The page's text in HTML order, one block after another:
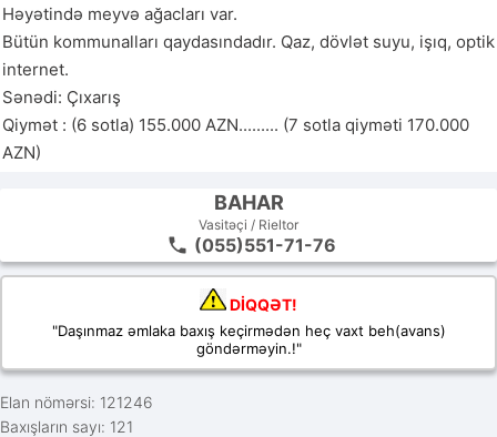
Həyətində meyvə ağacları var.
Bütün kommunalları qaydasındadır. Qaz, dövlət suyu, işıq, optik
internet.
Sənədi: Çıxarış
Qiymət : (6 sotla) 155.000 AZN......... (7 sotla qiyməti 170.000
AZN)
BAHAR
Vasitəçi / Rieltor
(055)551-71-76
DİQQƏT!
"Daşınmaz əmlaka baxış keçirmədən heç vaxt beh(avans)
göndərməyin.!"
Elan nömərsi: 121246
Baxışların sayı: 121